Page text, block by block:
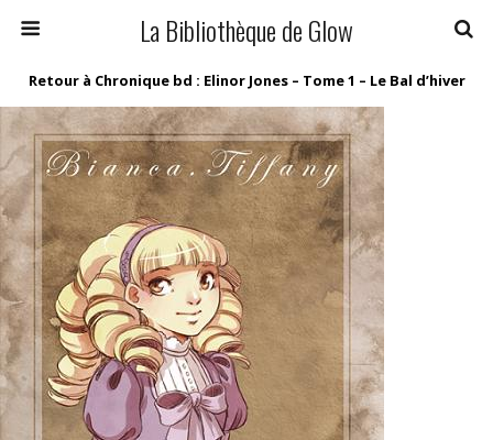
La Bibliothèque de Glow
Retour à Chronique bd : Elinor Jones – Tome 1 – Le Bal d’hiver